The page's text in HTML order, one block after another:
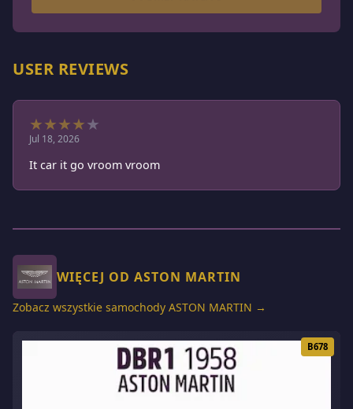
USER REVIEWS
★★★★★
Jul 18, 2026
It car it go vroom vroom
WIĘCEJ OD ASTON MARTIN
Zobacz wszystkie samochody ASTON MARTIN →
B678